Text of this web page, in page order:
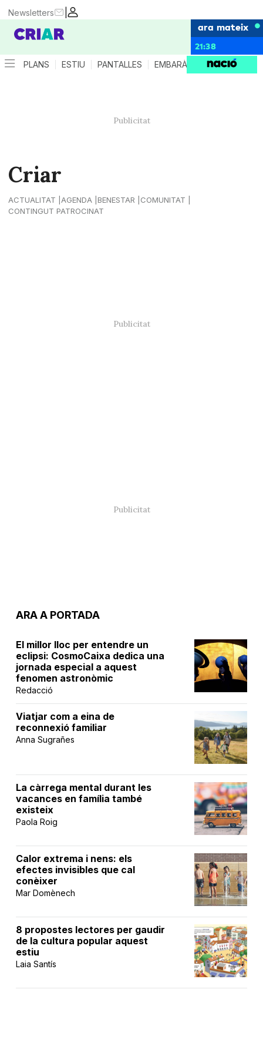
|
Newsletters
ara mateix
21:38
PLANS ESTIU PANTALLES EMBARÀS CRIANÇA
Criar
ACTUALITAT AGENDA BENESTAR
COMUNITAT
CONTINGUT PATROCINAT
ARA A PORTADA
El millor lloc per entendre un
eclipsi: CosmoCaixa dedica una
jornada especial a aquest
fenomen astronòmic
Redacció
Viatjar com a eina de
reconnexió familiar
Anna Sugrañes
La càrrega mental durant les
vacances en família també
existeix
Paola Roig
Calor extrema i nens: els
efectes invisibles que cal
conèixer
Mar Domènech
8 propostes lectores per gaudir
de la cultura popular aquest
estiu
Laia Santís